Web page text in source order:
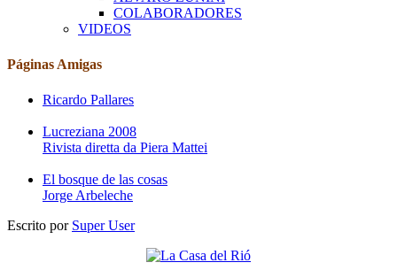
COLABORADORES
VIDEOS
Páginas Amigas
Ricardo Pallares
Lucreziana 2008
Rivista diretta da Piera Mattei
El bosque de las cosas
Jorge Arbeleche
Escrito por Super User